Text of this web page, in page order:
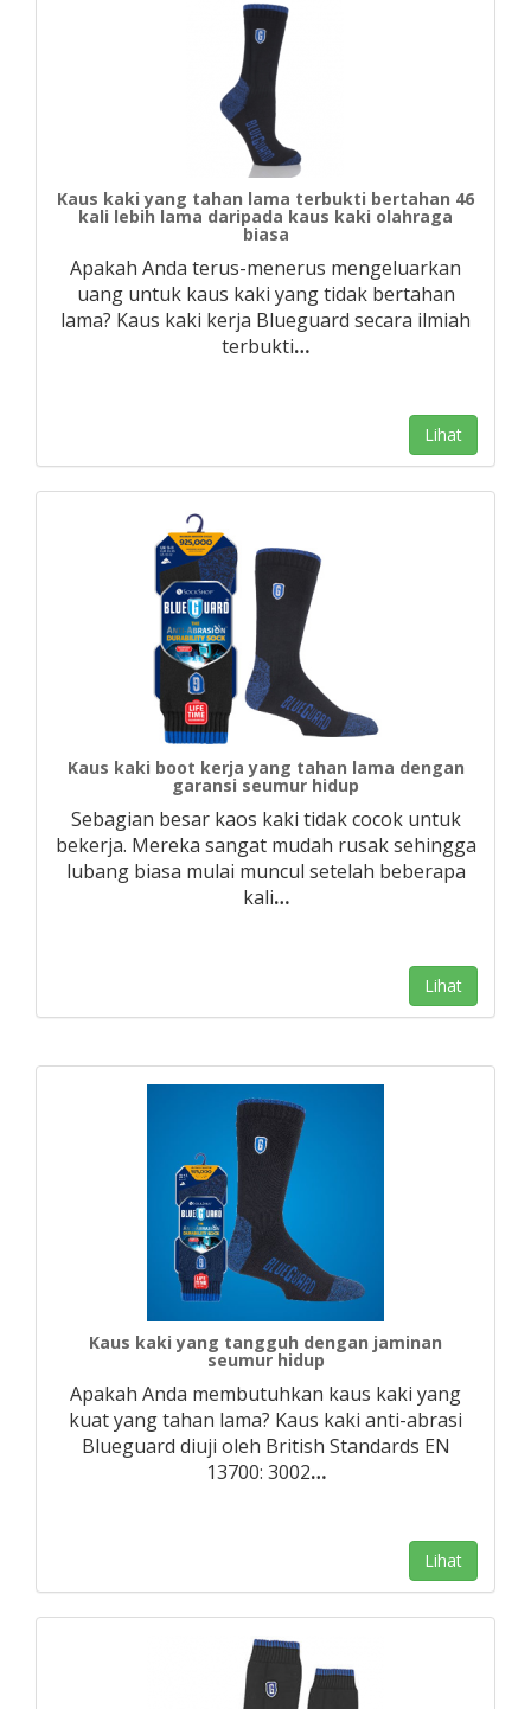
Kaus kaki yang tahan lama terbukti bertahan 46
kali lebih lama daripada kaus kaki olahraga
biasa
Apakah Anda terus-menerus mengeluarkan
uang untuk kaus kaki yang tidak bertahan
lama? Kaus kaki kerja Blueguard secara ilmiah
terbukti…
Lihat
Kaus kaki boot kerja yang tahan lama dengan
garansi seumur hidup
Sebagian besar kaos kaki tidak cocok untuk
bekerja. Mereka sangat mudah rusak sehingga
lubang biasa mulai muncul setelah beberapa
kali…
Lihat
Kaus kaki yang tangguh dengan jaminan
seumur hidup
Apakah Anda membutuhkan kaus kaki yang
kuat yang tahan lama? Kaus kaki anti-abrasi
Blueguard diuji oleh British Standards EN
13700: 3002…
Lihat